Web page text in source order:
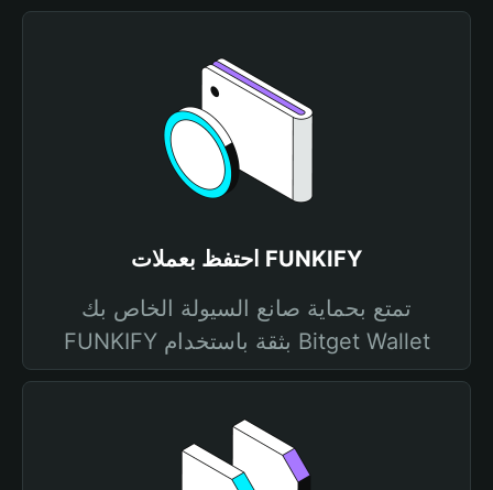
احتفظ بعملات FUNKIFY
تمتع بحماية صانع السيولة الخاص بك
FUNKIFY بثقة باستخدام Bitget Wallet